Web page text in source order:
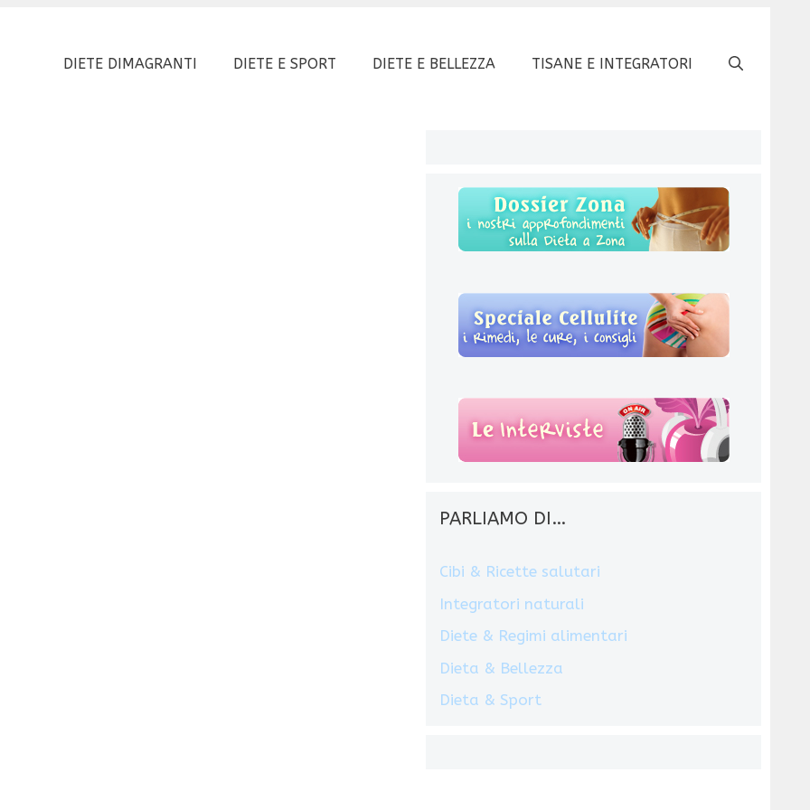
DIETE DIMAGRANTI DIETE E SPORT DIETE E BELLEZZA TISANE E INTEGRATORI
PARLIAMO DI…
Cibi & Ricette salutari
Integratori naturali
Diete & Regimi alimentari
Dieta & Bellezza
Dieta & Sport